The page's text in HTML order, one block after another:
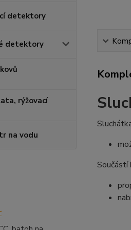
detektory
detektory
rýžovací
na vodu
Součástí